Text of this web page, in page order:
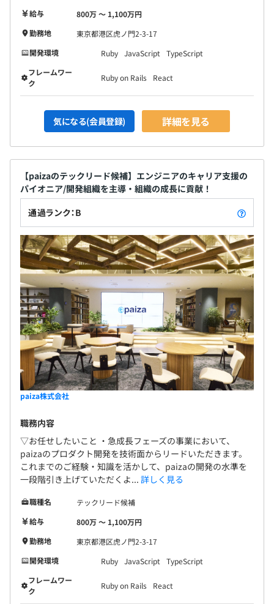
給与
800万 〜 1,100万円
勤務地
東京都港区虎ノ門2-3-17
開発環境
Ruby JavaScript
TypeScript
フレームワー
ク
Ruby on Rails React
気になる(会員登録) 詳細を見る
【paizaのテックリード候補】エンジニアのキャリア支援の
パイオニア/開発組織を主導・組織の成長に貢献！
通過ランク：B
paiza株式会社
職務内容
▽お任せしたいこと ・急成長フェーズの事業において、
paizaのプロダクト開発を技術面からリードいただきます。
これまでのご経験・知識を活かして、paizaの開発の水準を
一段階引き上げていただくよ... 詳しく見る
職種名
テックリード候補
給与
800万 〜 1,100万円
勤務地
東京都港区虎ノ門2-3-17
開発環境
Ruby JavaScript
TypeScript
フレームワー
ク
Ruby on Rails React